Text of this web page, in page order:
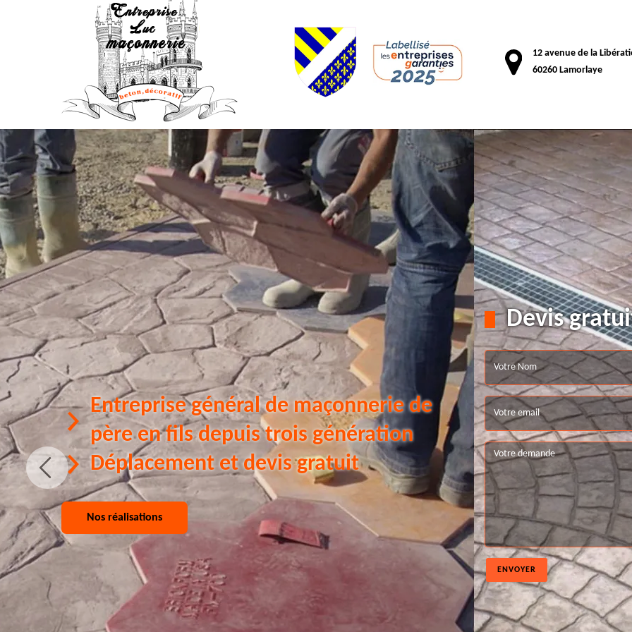
12 avenue de la
60260 Lamorlaye
Entreprise général de maçonnerie de
père en fils depuis trois génération
Déplacement et devis gratuit
Nos réalisations
Devis